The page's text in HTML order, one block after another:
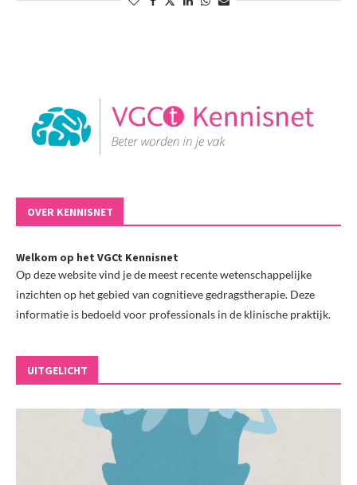
OVER KENNISNET
Welkom op het VGCt Kennisnet
Op deze website vind je de meest recente wetenschappelijke
inzichten op het gebied van cognitieve gedragstherapie. Deze
informatie is bedoeld voor professionals in de klinische praktijk.
UITGELICHT